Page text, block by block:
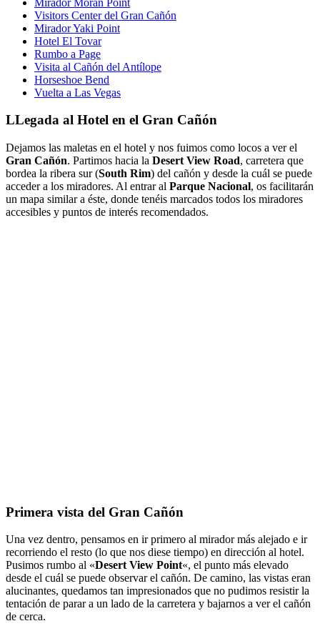
Visitors Center del Gran Cañón
Mirador Yaki Point
Hotel El Tovar
Rumbo a Page
Visita al Cañón del Antílope
Horseshoe Bend
Vuelta a Las Vegas
LLegada al Hotel en el Gran Cañón
Dejamos las maletas en el hotel y nos fuimos como locos a ver el
Gran Cañón. Partimos hacia la Desert View Road, carretera que
bordea la ribera sur (South Rim) del cañón y desde la cuál se puede
acceder a los miradores. Al entrar al Parque Nacional, os facilitarán
un mapa similar a éste, donde tenéis marcados todos los miradores
accesibles y puntos de interés recomendados.
Primera vista del Gran Cañón
Una vez dentro, pensamos en ir primero al mirador más alejado e ir
recorriendo el resto (lo que nos diese tiempo) en dirección al hotel.
Pusimos rumbo al «Desert View Point«, el punto más elevado
desde el cuál se puede observar el cañón. De camino, las vistas eran
alucinantes, quedamos tan impresionados que no pudimos resistir la
tentación de parar a un lado de la carretera y bajarnos a ver el cañón
de cerca.